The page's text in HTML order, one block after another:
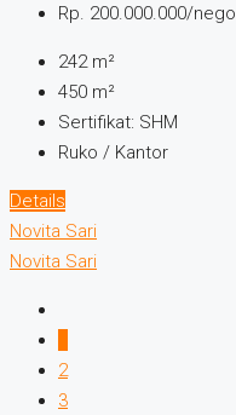
Rp. 200.000.000/nego
242m²
450 m²
Sertifikat: SHM
Ruko / Kantor
Details
Novita Sari
Novita Sari
2
3